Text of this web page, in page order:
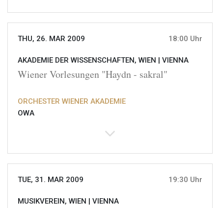
THU, 26. MAR 2009 18:00 Uhr
AKADEMIE DER WISSENSCHAFTEN, WIEN | VIENNA
Wiener Vorlesungen "Haydn - sakral"
ORCHESTER WIENER AKADEMIE
OWA
TUE, 31. MAR 2009 19:30 Uhr
MUSIKVEREIN, WIEN | VIENNA